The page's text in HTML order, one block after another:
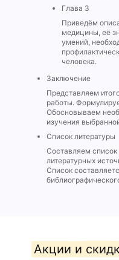
Глава 3
Приведём
медицины, её
умений,
человека.
Заключение
Представляем
работы.
Обосновываем
изучения
Список литературы
Составляем
литературных
Список
Акции и